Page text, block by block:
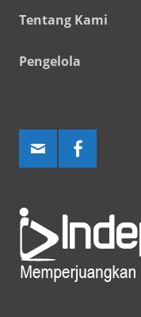
Tentang Kami
Pengelola